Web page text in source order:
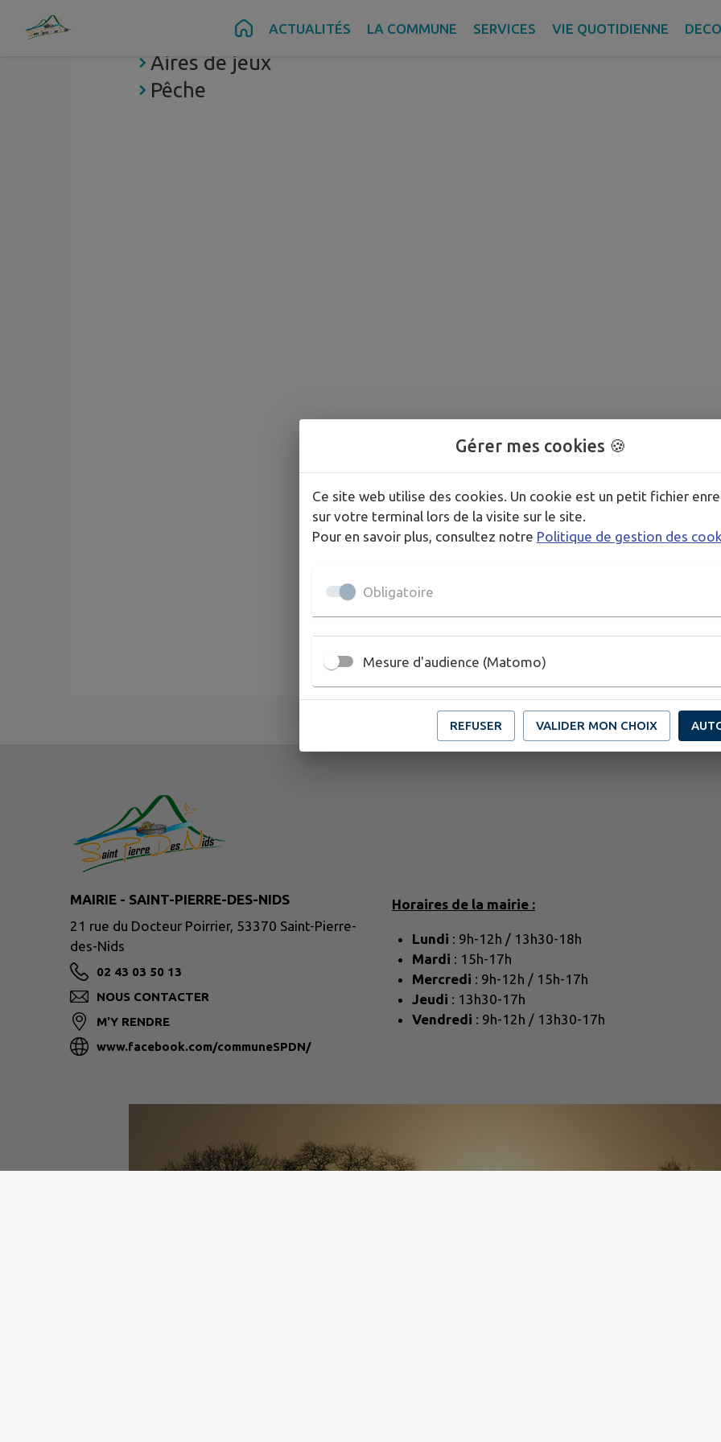
Contenu Pied de page
ACTUALITÉS LA COMMUNE SERVICES VIE QUOTIDIENNE
Randonnées
Aires de jeux
Pêche
MAIRIE - SAINT-PIERRE-DES-NIDS
21 rue du Docteur Poirrier, 53370 Saint-Pierre-
des-Nids
02 43 03 50 13
NOUS CONTACTER
M'Y RENDRE
www.facebook.com/communeSPDN/
Horaires de la mairie :
Lundi : 9h-12h / 13h30-18h
Mardi : 15h-17h
Mercredi : 9h-12h / 15h-17h
Jeudi : 13h30-17h
Vendredi : 9h-12h / 13h30-17h
Gérer mes cookies 🍪
Ce site web utilise des cookies. Un cookie est un petit fichier
sur votre terminal lors de la visite sur le site.
Pour en savoir plus, consultez notre Politique de gestion des
Obligatoire
Mesure d'audience (Matomo)
REFUSER VALIDER MON CHOIX